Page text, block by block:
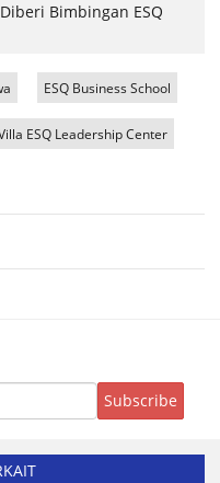
Bimbingan ESQ
ESQ Business School
ESQ Leadership Center